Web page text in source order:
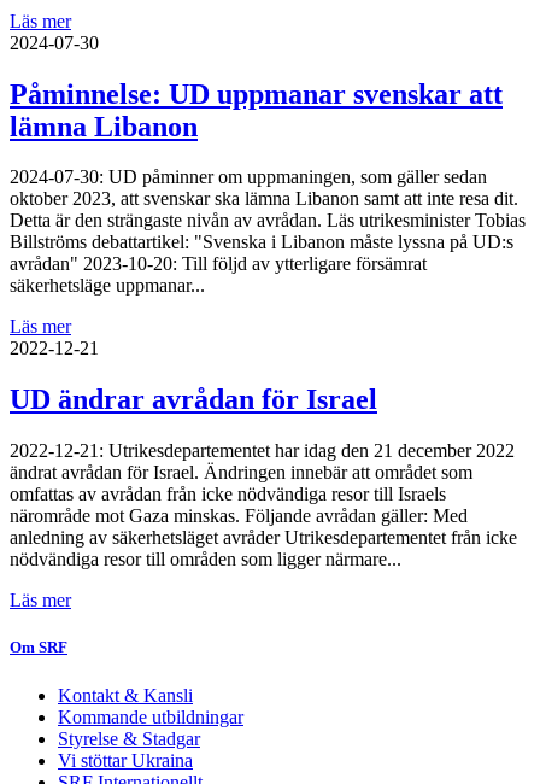
Läs mer
2024-07-30
Påminnelse: UD uppmanar svenskar att
lämna Libanon
2024-07-30: UD påminner om uppmaningen, som gäller sedan
oktober 2023, att svenskar ska lämna Libanon samt att inte resa dit.
Detta är den strängaste nivån av avrådan. Läs utrikesminister Tobias
Billströms debattartikel: "Svenska i Libanon måste lyssna på UD:s
avrådan" 2023-10-20: Till följd av ytterligare försämrat
säkerhetsläge uppmanar...
Läs mer
2022-12-21
UD ändrar avrådan för Israel
2022-12-21: Utrikesdepartementet har idag den 21 december 2022
ändrat avrådan för Israel. Ändringen innebär att området som
omfattas av avrådan från icke nödvändiga resor till Israels
närområde mot Gaza minskas. Följande avrådan gäller: Med
anledning av säkerhetsläget avråder Utrikesdepartementet från icke
nödvändiga resor till områden som ligger närmare...
Läs mer
Om SRF
Kontakt & Kansli
Kommande utbildningar
Styrelse & Stadgar
Vi stöttar Ukraina